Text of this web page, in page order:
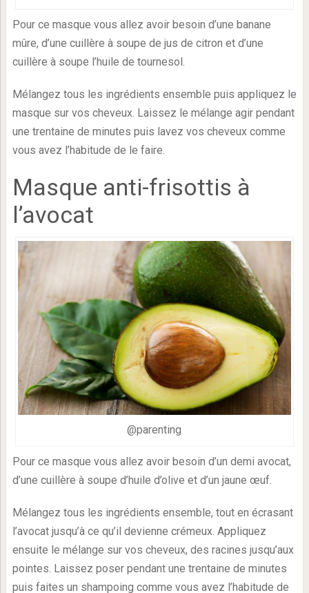
Pour ce masque vous allez avoir besoin d’une banane
mûre, d’une cuillère à soupe de jus de citron et d’une
cuillère à soupe l’huile de tournesol.
Mélangez tous les ingrédients ensemble puis appliquez le
masque sur vos cheveux. Laissez le mélange agir pendant
une trentaine de minutes puis lavez vos cheveux comme
vous avez l’habitude de le faire.
Masque anti-frisottis à
l’avocat
@parenting
Pour ce masque vous allez avoir besoin d’un demi avocat,
d’une cuillère à soupe d’huile d’olive et d’un jaune œuf.
Mélangez tous les ingrédients ensemble, tout en écrasant
l’avocat jusqu’à ce qu’il devienne crémeux. Appliquez
ensuite le mélange sur vos cheveux, des racines jusqu’aux
pointes. Laissez poser pendant une trentaine de minutes
puis faites un shampoing comme vous avez l’habitude de